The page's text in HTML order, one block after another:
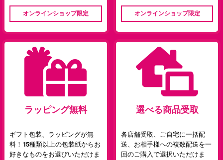
オンラインショップ限定 オンラインショップ限定
ラッピング無料
ギフト包装、ラッピングが無
料！15種類以上の包装紙からお
好きなものをお選びいただけま
選べる商品受取
各店舗受取、ご自宅に一括配
送、お相手様への複数配送を一
回のご購入で選択いただけま